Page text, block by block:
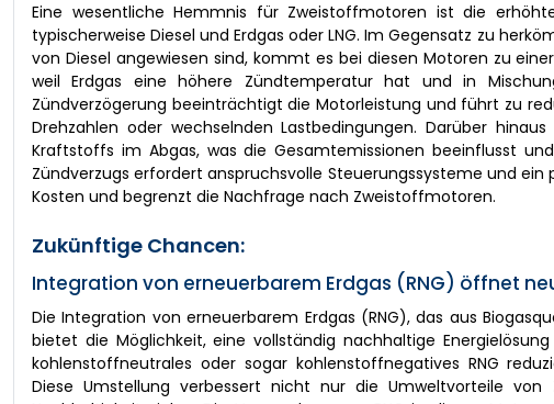
Eine wesentliche Hemmnis für Zweistoffmotoren ist die
typischerweise Diesel und Erdgas oder LNG. Im Gegensatz zu
von Diesel angewiesen sind, kommt es bei diesen Motoren zu
weil Erdgas eine höhere Zündtemperatur hat und in
Zündverzögerung beeinträchtigt die Motorleistung und führt zu
Drehzahlen oder wechselnden Lastbedingungen. Darüber
Kraftstoffs im Abgas, was die Gesamtemissionen beeinflusst
Zündverzugs erfordert anspruchsvolle Steuerungssysteme und
Kosten und begrenzt die Nachfrage nach Zweistoffmotoren.
Zukünftige Chancen:
Integration von erneuerbarem Erdgas (RNG) öffnet
Die Integration von erneuerbarem Erdgas (RNG), das aus
bietet die Möglichkeit, eine vollständig nachhaltige
kohlenstoffneutrales oder sogar kohlenstoffnegatives RNG
Diese Umstellung verbessert nicht nur die Umweltvorteile